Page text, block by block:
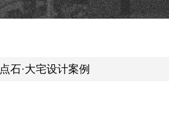
点石·大宅设计案例